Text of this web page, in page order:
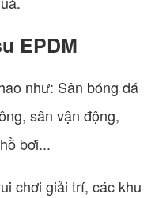
EPDM
như: Sân bóng đá
sân vận động,
bơi...
chơi giải trí, các khu